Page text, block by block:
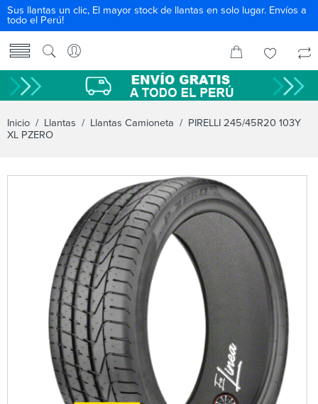
Sus llantas un clic, El mayor stock de llantas en solo lugar. Envíos a
todo el Perú!
Inicio / Llantas / Llantas Camioneta / PIRELLI 245/45R20 103Y
XL PZERO